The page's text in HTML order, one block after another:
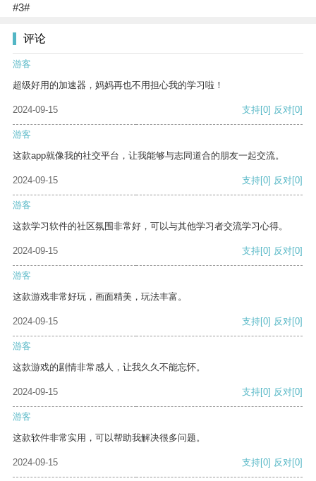
#3#
评论
游客
超级好用的加速器，妈妈再也不用担心我的学习啦！
2024-09-15 支持[0] 反对[0]
游客
这款app就像我的社交平台，让我能够与志同道合的朋友一起交流。
2024-09-15 支持[0] 反对[0]
游客
这款学习软件的社区氛围非常好，可以与其他学习者交流学习心得。
2024-09-15 支持[0] 反对[0]
游客
这款游戏非常好玩，画面精美，玩法丰富。
2024-09-15 支持[0] 反对[0]
游客
这款游戏的剧情非常感人，让我久久不能忘怀。
2024-09-15 支持[0] 反对[0]
游客
这款软件非常实用，可以帮助我解决很多问题。
2024-09-15 支持[0] 反对[0]